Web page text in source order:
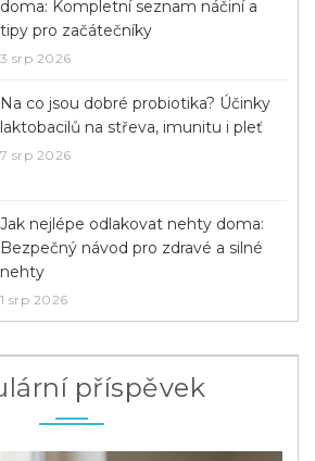
doma: Kompletní seznam náčiní a
tipy pro začátečníky
3 srp 2026
Na co jsou dobré probiotika? Účinky
laktobacilů na střeva, imunitu i pleť
7 srp 2026
Jak nejlépe odlakovat nehty doma:
Bezpečný návod pro zdravé a silné
nehty
1 srp 2026
příspěvek